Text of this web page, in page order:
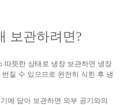
보관하려면?
따뜻한 상태로 냉장 보관하면 냉장
질 수 있으므로 완전히 식힌 후 냉
에 담아 보관하면 외부 공기와의